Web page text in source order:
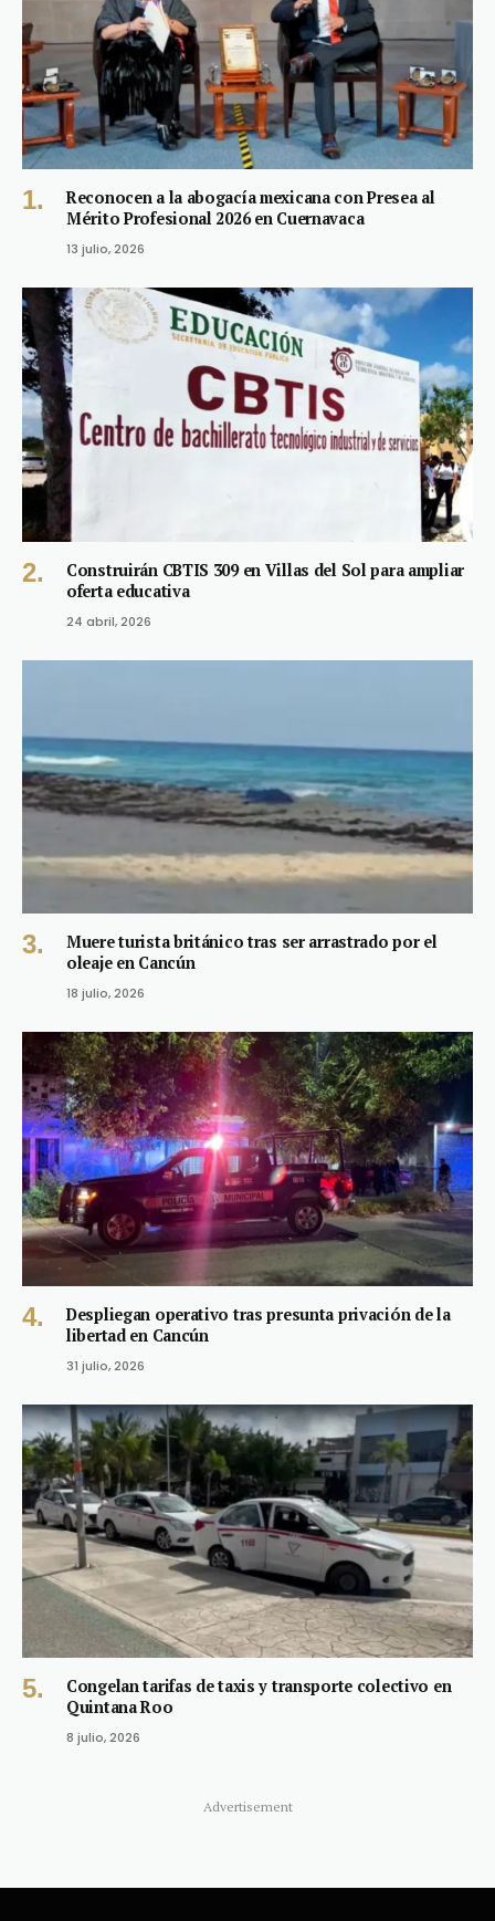
Reconocen a la abogacía mexicana con Presea al
Mérito Profesional 2026 en Cuernavaca
13 julio, 2026
Construirán CBTIS 309 en Villas del Sol para ampliar
oferta educativa
24 abril, 2026
Muere turista británico tras ser arrastrado por el
oleaje en Cancún
18 julio, 2026
Despliegan operativo tras presunta privación de la
libertad en Cancún
31 julio, 2026
Congelan tarifas de taxis y transporte colectivo en
Quintana Roo
8 julio, 2026
Advertisement